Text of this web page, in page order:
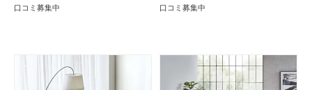
口コミ募集中 口コミ募集中